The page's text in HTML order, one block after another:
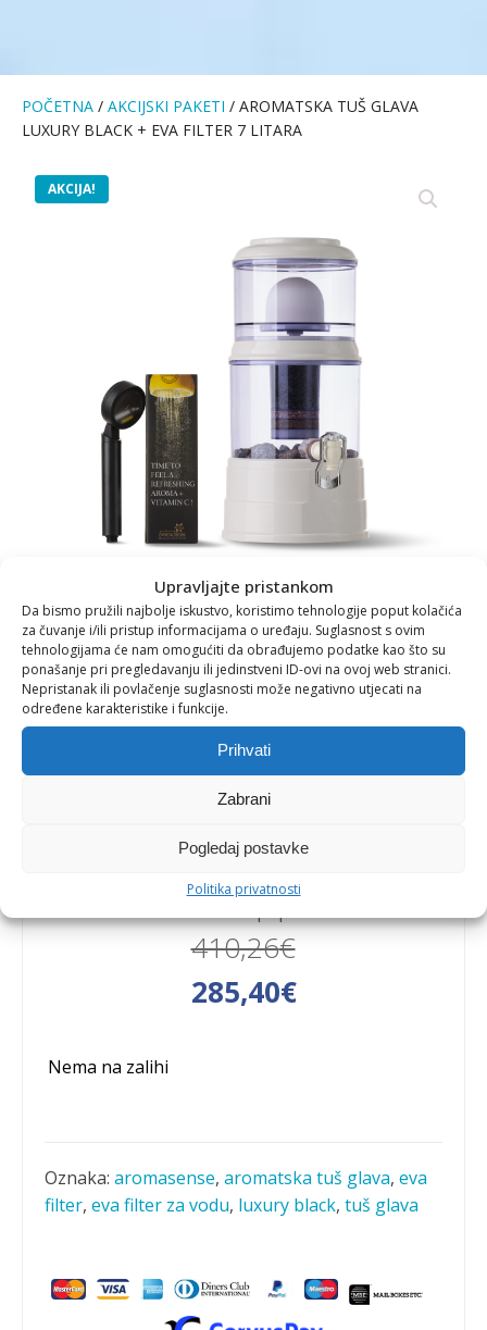
Upravljajte pristankom
Da bismo pružili najbolje iskustvo, koristimo tehnologije poput kolačića
za čuvanje i/ili pristup informacijama o uređaju. Suglasnost s ovim
tehnologijama će nam omogućiti da obrađujemo podatke kao što su
ponašanje pri pregledavanju ili jedinstveni ID-ovi na ovoj web stranici.
Nepristanak ili povlačenje suglasnosti može negativno utjecati na
određene karakteristike i funkcije.
Prihvati
Zabrani
Pogledaj postavke
Politika privatnosti
POČETNA / AKCIJSKI PAKETI / AROMATSKA TUŠ GLAVA
LUXURY BLACK + EVA FILTER 7 LITARA
AKCIJA!
-30%
Aromatska tuš glava Luxury
BLACK + EVA filter 7 litara
brod unesite dašak luksuza ovom posebnom
mat crnom tuš glavom, a u kompletu s EVA
410,26€
Izvorna
410,26€.
285,40€Trenutna
Nema na zalihi
Oznaka: aromasense, aromatska tuš glava, eva
filter, eva filter za vodu, luxury black, tuš glava